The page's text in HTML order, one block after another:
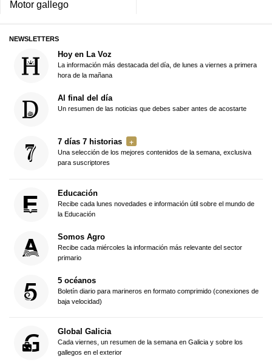
Motor gallego
NEWSLETTERS
Hoy en La Voz
La información más destacada del día, de lunes a viernes a primera
hora de la mañana
Al final del día
Un resumen de las noticias que debes saber antes de acostarte
7 días 7 historias
Una selección de los mejores contenidos de la semana, exclusiva
para suscriptores
Educación
Recibe cada lunes novedades e información útil sobre el mundo de
la Educación
Somos Agro
Recibe cada miércoles la información más relevante del sector
primario
5 océanos
Boletín diario para marineros en formato comprimido (conexiones de
baja velocidad)
Global Galicia
Cada viernes, un resumen de la semana en Galicia y sobre los
gallegos en el exterior